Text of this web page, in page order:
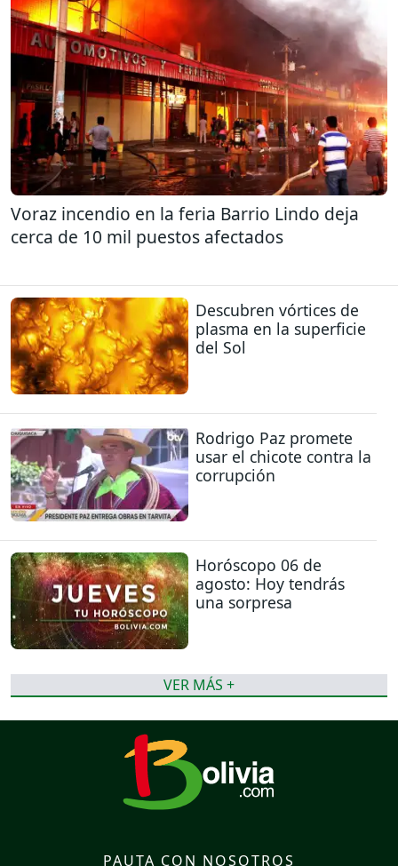
Voraz incendio en la feria Barrio Lindo deja
cerca de 10 mil puestos afectados
Descubren vórtices de
plasma en la superficie
del Sol
Rodrigo Paz promete
usar el chicote contra la
corrupción
Horóscopo 06 de
agosto: Hoy tendrás
una sorpresa
VER MÁS +
PAUTA CON NOSOTROS